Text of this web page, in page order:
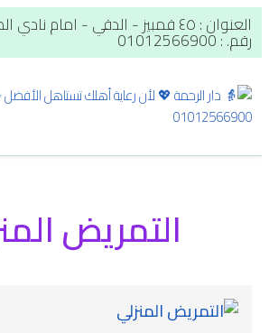
العنوان : ٤٥ قمبيز - الدقي - امام
رقم. : 01012566900
التمريض